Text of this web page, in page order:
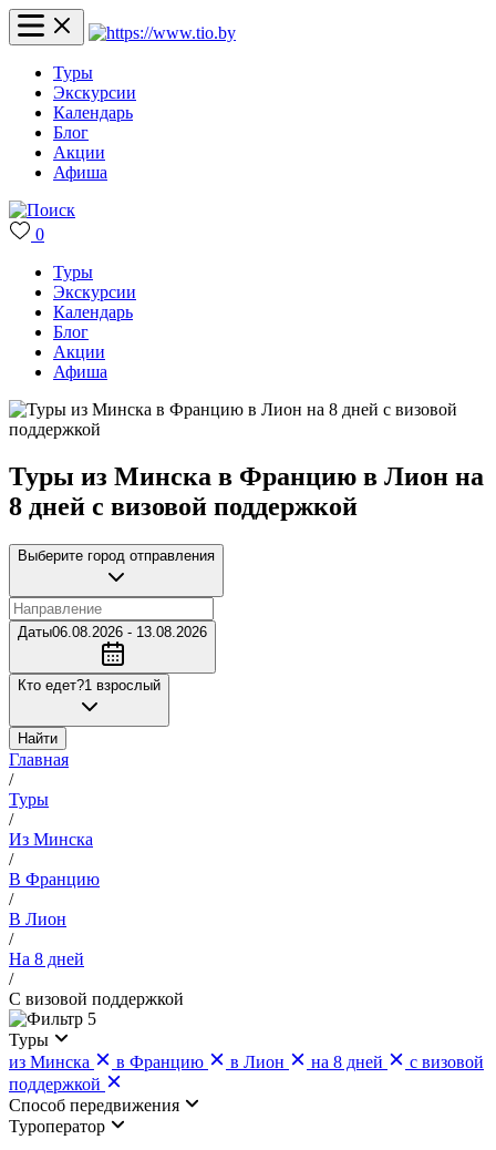
Туры
Экскурсии
Календарь
Блог
Акции
Афиша
0
Туры
Экскурсии
Календарь
Блог
Акции
Афиша
Туры из Минска в Францию в Лион на
8 дней с визовой поддержкой
Выберите город отправления
Даты06.08.2026 - 13.08.2026
Кто едет?1 взрослый
Найти
Главная
/
Туры
/
Из Минска
/
В Францию
/
В Лион
/
На 8 дней
/
С визовой поддержкой
5
Туры
из Минска
в Францию в Лион на 8 дней
с визовой
поддержкой
Cпособ передвижения
Туроператор